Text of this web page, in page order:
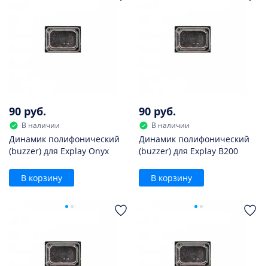
90 руб.
В наличии
Динамик полифонический
(buzzer) для Explay Onyx
В корзину
90 руб.
В наличии
Динамик полифонический
(buzzer) для Explay B200
В корзину